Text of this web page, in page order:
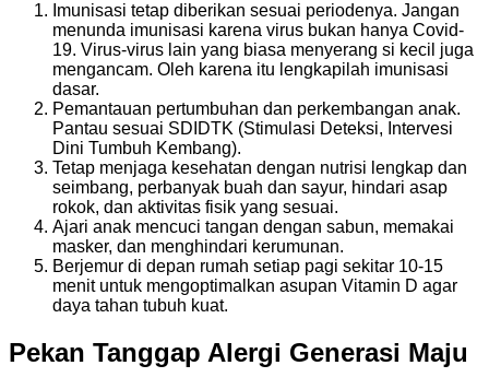
Imunisasi tetap diberikan sesuai periodenya. Jangan
menunda imunisasi karena virus bukan hanya Covid-
19. Virus-virus lain yang biasa menyerang si kecil juga
mengancam. Oleh karena itu lengkapilah imunisasi
dasar.
Pemantauan pertumbuhan dan perkembangan anak.
Pantau sesuai SDIDTK (Stimulasi Deteksi, Intervesi
Dini Tumbuh Kembang).
Tetap menjaga kesehatan dengan nutrisi lengkap dan
seimbang, perbanyak buah dan sayur, hindari asap
rokok, dan aktivitas fisik yang sesuai.
Ajari anak mencuci tangan dengan sabun, memakai
masker, dan menghindari kerumunan.
Berjemur di depan rumah setiap pagi sekitar 10-15
menit untuk mengoptimalkan asupan Vitamin D agar
daya tahan tubuh kuat.
Pekan Tanggap Alergi Generasi Maju